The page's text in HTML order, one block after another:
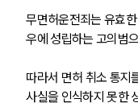
무면허운전죄는 유효
우에 성립하는 고의범
따라서 면허 취소 통지
사실을 인식하지 못한